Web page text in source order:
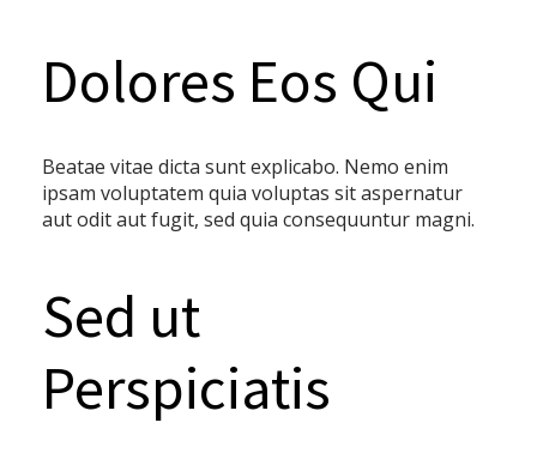
Dolores Eos Qui
Beatae vitae dicta sunt explicabo. Nemo enim
ipsam voluptatem quia voluptas sit aspernatur
aut odit aut fugit, sed quia consequuntur magni.
Sed ut
Perspiciatis